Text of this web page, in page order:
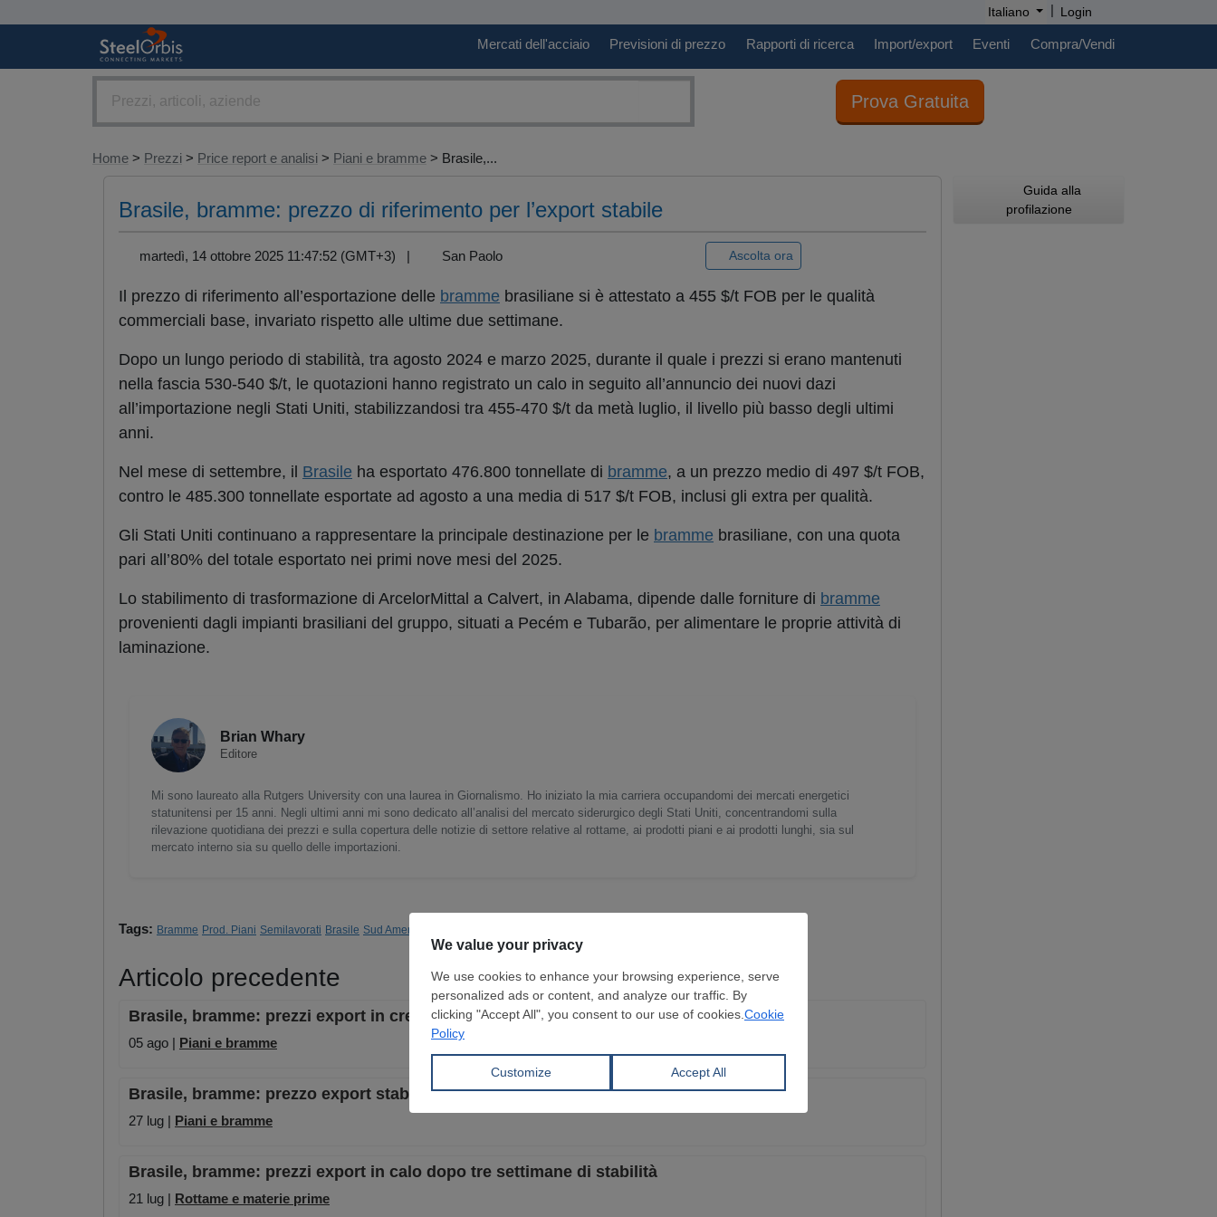
Italiano | Login
Mercati dell'acciaio Previsioni di prezzo Rapporti di ricerca Import/export Eventi Compra/Vendi
Prova Gratuita
Home > Prezzi > Price report e analisi > Piani e bramme > Brasile,...
Brasile, bramme: prezzo di riferimento per l’export stabile
martedì, 14 ottobre 2025 11:47:52 (GMT+3) | San Paolo Ascolta ora
Il prezzo di riferimento all’esportazione delle bramme brasiliane si è attestato a 455 $/t FOB per le qualità
commerciali base, invariato rispetto alle ultime due settimane.
Dopo un lungo periodo di stabilità, tra agosto 2024 e marzo 2025, durante il quale i prezzi si erano mantenuti
nella fascia 530-540 $/t, le quotazioni hanno registrato un calo in seguito all’annuncio dei nuovi dazi
all’importazione negli Stati Uniti, stabilizzandosi tra 455-470 $/t da metà luglio, il livello più basso degli ultimi
anni.
Nel mese di settembre, il Brasile ha esportato 476.800 tonnellate di bramme, a un prezzo medio di 497 $/t FOB,
contro le 485.300 tonnellate esportate ad agosto a una media di 517 $/t FOB, inclusi gli extra per qualità.
Gli Stati Uniti continuano a rappresentare la principale destinazione per le bramme brasiliane, con una quota
pari all’80% del totale esportato nei primi nove mesi del 2025.
Lo stabilimento di trasformazione di ArcelorMittal a Calvert, in Alabama, dipende dalle forniture di bramme
provenienti dagli impianti brasiliani del gruppo, situati a Pecém e Tubarão, per alimentare le proprie attività di
laminazione.
Brian Whary
Editore
Mi sono laureato alla Rutgers University con una laurea in Giornalismo. Ho iniziato la mia carriera occupandomi dei mercati energetici
statunitensi per 15 anni. Negli ultimi anni mi sono dedicato all’analisi del mercato siderurgico degli Stati Uniti, concentrandomi sulla
rilevazione quotidiana dei prezzi e sulla copertura delle notizie di settore relative al rottame, ai prodotti piani e ai prodotti lunghi, sia sul
mercato interno sia su quello delle importazioni.
Tags: Bramme Prod. Piani Semilavorati Brasile Sud America
Articolo precedente
Brasile, bramme: prezzi export in crescita su base settimanale
05 ago | Piani e bramme
Brasile, bramme: prezzo export stabile su base settimanale, migliorano le previsioni
27 lug | Piani e bramme
Brasile, bramme: prezzi export in calo dopo tre settimane di stabilità
21 lug | Rottame e materie prime
Guida alla
profilazione